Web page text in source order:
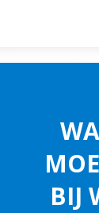
BIJ